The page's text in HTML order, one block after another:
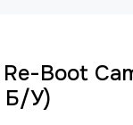
Re-Boot
Б/У)